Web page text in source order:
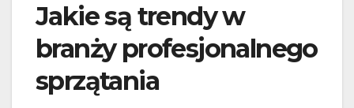
Jakie są trendy w
branży profesjonalnego
sprzątania